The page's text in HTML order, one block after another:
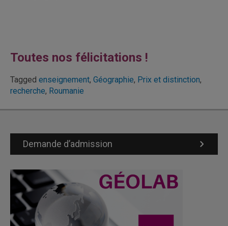
Toutes nos félicitations !
Tagged enseignement, Géographie, Prix et distinction,
recherche, Roumanie
Demande d’admission